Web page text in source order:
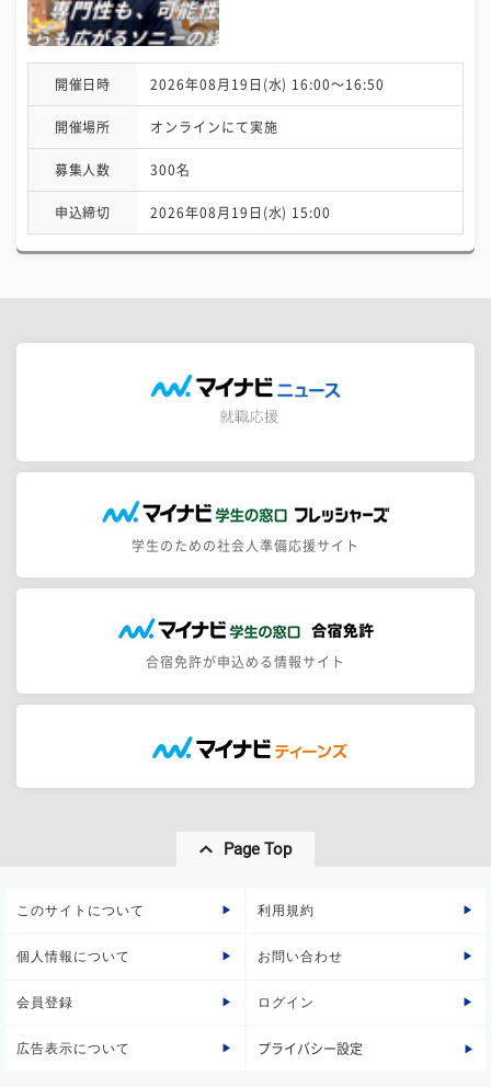
開催日時 2026年08月19日(水) 16:00〜16:50
開催場所 オンラインにて実施
募集人数 300名
申込締切 2026年08月19日(水) 15:00
学生のための社会人準備応援サイト
合宿免許が申込める情報サイト
Page Top
このサイトについて 利用規約
個人情報について お問い合わせ
会員登録 ログイン
広告表示について プライバシー設定